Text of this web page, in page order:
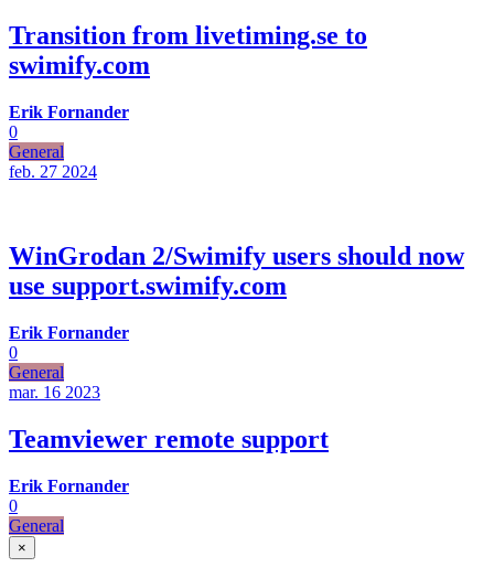
Transition from livetiming.se to
swimify.com
Erik Fornander
0
General
feb. 27 2024
WinGrodan 2/Swimify users should now
use support.swimify.com
Erik Fornander
0
General
mar. 16 2023
Teamviewer remote support
Erik Fornander
0
General
×